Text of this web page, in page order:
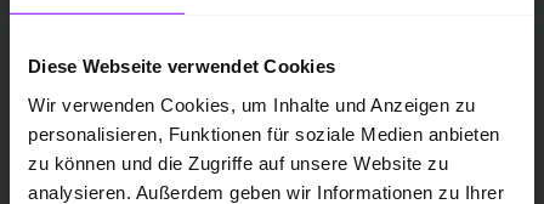
Diese Webseite verwendet Cookies
Wir verwenden Cookies, um Inhalte und Anzeigen zu
personalisieren, Funktionen für soziale Medien anbieten
zu können und die Zugriffe auf unsere Website zu
analysieren. Außerdem geben wir Informationen zu Ihrer